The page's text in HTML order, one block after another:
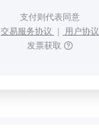
支付则代表同意
交易服务协议 ｜ 用户协议
发票获取